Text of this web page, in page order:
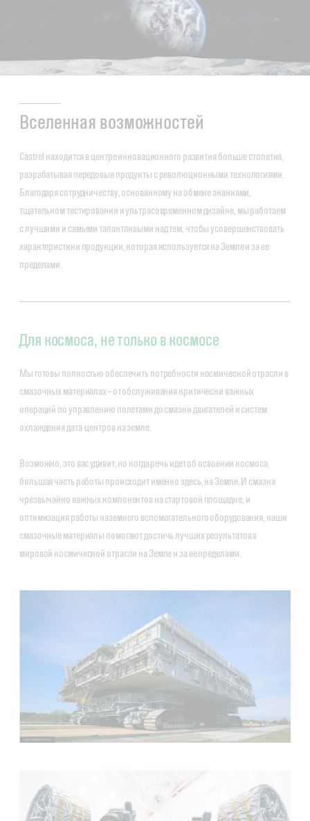
Вселенная возможностей
Castrol находится в центре инновационного развития больше столетия,
разрабатывая передовые продукты с революционными технологиями.
Благодаря сотрудничеству, основанному на обмене знаниями,
тщательном тестировании и ультрасовременном дизайне, мы работаем
с лучшими и самыми талантливыми над тем, чтобы усовершенствовать
характеристики продукции, которая используется на Земле и за ее
пределами.
Для космоса, не только в космосе
Мы готовы полностью обеспечить потребности космической отрасли в
смазочных материалах – от обслуживания критически важных
операций по управлению полетами до смазки двигателей и систем
охлаждения дата-центров на земле.
Возможно, это вас удивит, но когда речь идет об освоении космоса,
большая часть работы происходит именно здесь, на Земле. И смазка
чрезвычайно важных компонентов на стартовой площадке, и
оптимизация работы наземного вспомогательного оборудования, наши
смазочные материалы помогают достичь лучших результатов в
мировой космической отрасли на Земле и за ее пределами.